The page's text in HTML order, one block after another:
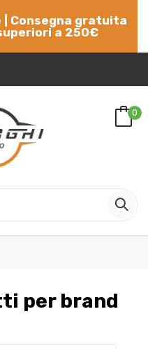
| Consegna gratuita
a 250€
0
per brand